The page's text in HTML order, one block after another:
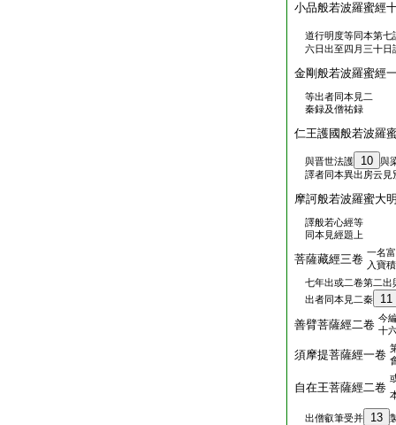
小品般若波羅蜜經
道行明度等同本第七
六日出至四月三十日
金剛般若波羅蜜經
等出者同本見二
秦録及僧祐録
仁王護國般若波羅
與晋世法護 10
與
譯者同本異出房云見
摩訶般若波羅蜜大
譯般若心經等
同本見經題上
菩薩藏經三卷 一名
入寶
七年出或二卷第二出
出者同本見二秦
11
善臂菩薩經二卷 今
十
須摩提菩薩經一卷
自在王菩薩經二卷
出僧叡筆受并 13